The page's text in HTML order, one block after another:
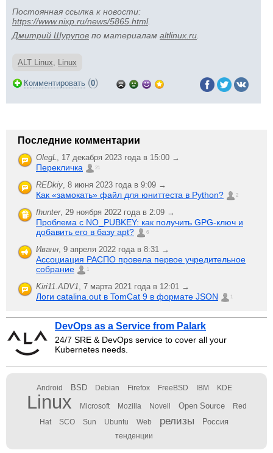
Постоянная ссылка к новости:
https://www.nixp.ru/news/5865.html.
Дмитрий Шурупов по материалам altlinux.ru
ALT Linux, Linux
Комментировать (0)
Последние комментарии
OlegL, 17 декабря 2023 года в 15:00 →
Перекличка 21
REDkiy, 8 июня 2023 года в 9:09 →
Как «замокать» файл для юниттеста в Python? 2
fhunter, 29 ноября 2022 года в 2:09 →
Проблема с NO_PUBKEY: как получить GPG-ключ и
добавить его в базу apt?
6
Иванн, 9 апреля 2022 года в 8:31 →
Ассоциация РАСПО провела первое учредительное
собрание
1
Kiri11.ADV1, 7 марта 2021 года в 12:01 →
Логи catalina.out в TomCat 9 в формате JSON 1
DevOps as a Service from Palark
24/7 SRE & DevOps service to cover all your
Kubernetes needs.
Android BSD Debian Firefox FreeBSD IBM KDE
Linux Microsoft Mozilla Novell Open Source Red
Hat SCO Sun Ubuntu Web релизы Россия
тенденции